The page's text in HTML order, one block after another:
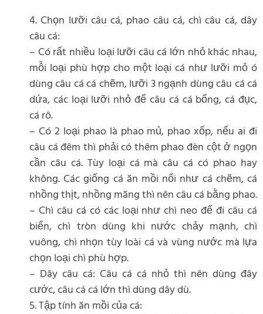
4. Chọn lưỡi câu cá, phao câu cá, chì câu cá, dây
câu cá:
– Có rất nhiều loại lưỡi câu cá lớn nhỏ khác nhau,
mỗi loại phù hợp cho một loại cá như lưỡi mỏ ó
dùng câu cá cá chẽm, lưỡi 3 ngạnh dùng câu cá cá
dứa, các loại lưỡi nhỏ để câu cá cá bống, cá đục,
cá rô.
– Có 2 loại phao là phao mủ, phao xốp, nếu ai đi
câu cá đêm thì phải có thêm phao đèn cột ở ngọn
cần câu cá. Tùy loại cá mà câu cá có phao hay
không. Các giống cá ăn mồi nổi như cá chẽm, cá
nhồng thịt, nhồng măng thì nên câu cá bằng phao.
– Chì câu cá có các loại như chì neo để đi câu cá
biển, chì tròn dùng khi nước chảy mạnh, chì
vuông, chì nhọn tùy loài cá và vùng nước mà lựa
chọn loại chì phù hợp.
– Dây câu cá: Câu cá cá nhỏ thì nên dùng đây
cước, câu cá cá lớn thì dùng dây dù.
5. Tập tính ăn mồi của cá: